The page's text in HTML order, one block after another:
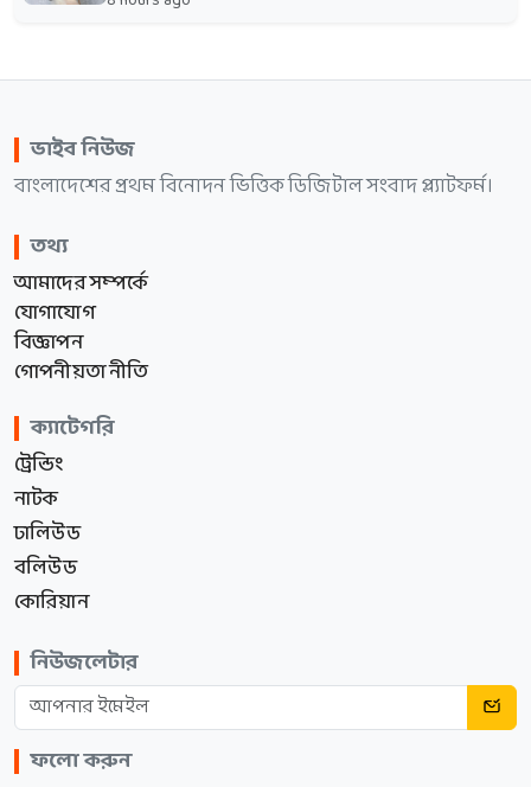
ভাইব নিউজ
বাংলাদেশের প্রথম বিনোদন ভিত্তিক ডিজিটাল সংবাদ প্ল্যাটফর্ম।
তথ্য
আমাদের সম্পর্কে
যোগাযোগ
বিজ্ঞাপন
গোপনীয়তা নীতি
ক্যাটেগরি
ট্রেন্ডিং
নাটক
ঢালিউড
বলিউড
কোরিয়ান
নিউজলেটার
ফলো করুন